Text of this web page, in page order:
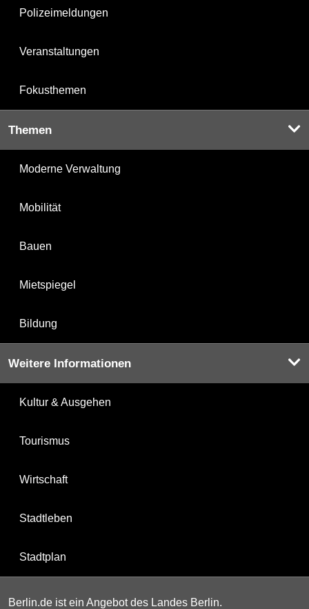
Polizeimeldungen
Veranstaltungen
Fokusthemen
Themen
Moderne Verwaltung
Mobilität
Bauen
Mietspiegel
Bildung
Weitere Informationen
Kultur & Ausgehen
Tourismus
Wirtschaft
Stadtleben
Stadtplan
Berlin.de ist ein Angebot des Landes Berlin.